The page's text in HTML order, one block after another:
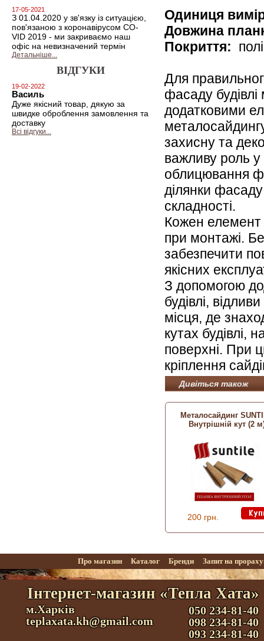
17-05-2021
З 01.04.2020 у зв'язку із ситуацією,
пов'язаною з коронавірусом CO-
VID 2019 - ми закриваємо наш
офіс на невизначений термін
Детальніше...
ВІДГУКИ
19-02-2022
Василь
Дуже якісний товар, дякую за
швидке оброблення замовлення та
доставку
Всі відгуки...
Одиниця
Довжина
Покриття:
Для
фасаду
додатковими
захисну та
важливу роль у
облицювання
ділянки
складності.
Кожен елемент
при монтажі.
забезпечити
якісних
З допомогою
будівлі,
місця, де
кутах будівлі,
поверхні. При
кріплення
Дивіться також
Металосайдинг
Внутрішній кут (2
200 грн.
Про магазин Каталог Бренди Запит на
Інтернет-магазин «Тепла Хата»
м.Харків
teplaxata.kh@gmail.com
050 234-81-40
098 234-81-40
093 234-81-40